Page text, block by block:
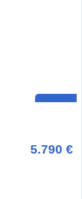
5.790 €